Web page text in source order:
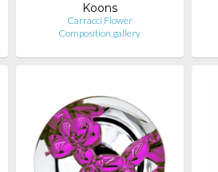
Koons
Carracci Flower
Composition.gallery